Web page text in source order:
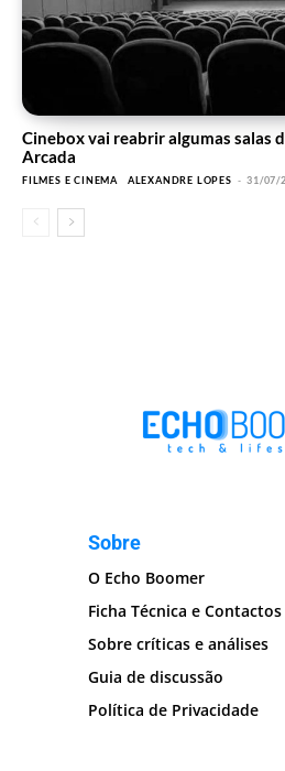
Cinebox vai reabrir algumas salas
Arcada
FILMES E CINEMA ALEXANDRE LOPES - 31/07/
Sobre
O Echo Boomer
Ficha Técnica e Contactos
Sobre críticas e análises
Guia de discussão
Política de Privacidade